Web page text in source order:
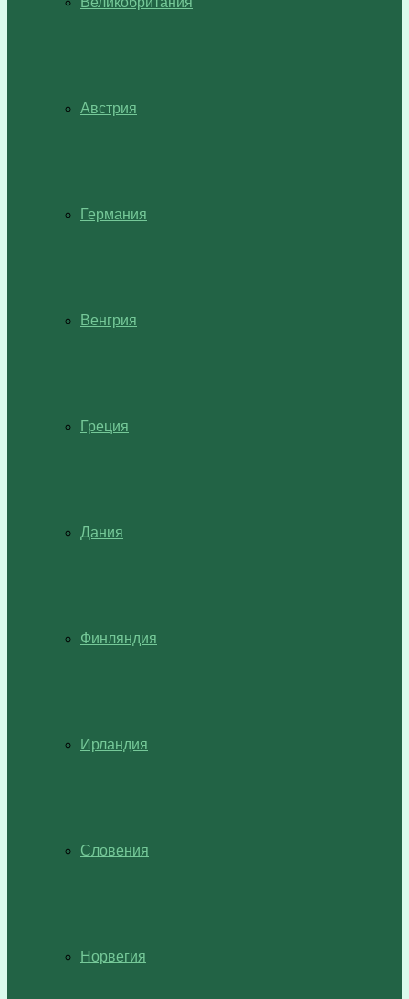
Австрия
Германия
Венгрия
Греция
Дания
Финляндия
Ирландия
Словения
Норвегия